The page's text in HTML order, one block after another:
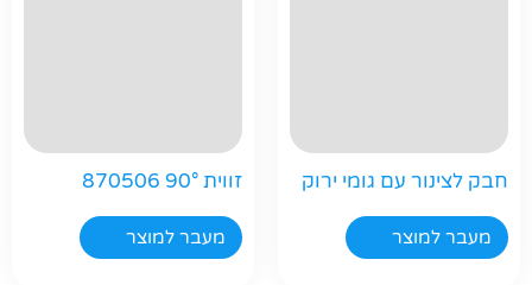
חבק לצינור עם גומי ירוק
מעבר למוצר
זווית 90° 870506
מעבר למוצר